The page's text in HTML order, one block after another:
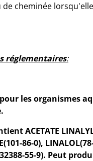
de cheminée
réglementaires:
les organismes
ACETATE
86-0),
55-9). Peut